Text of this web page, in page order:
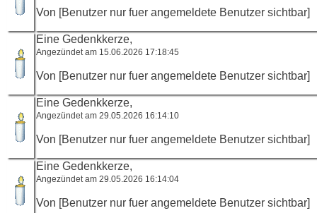
Von [Benutzer nur fuer angemeldete Benutzer sichtbar]
Eine Gedenkkerze,
Angezündet am 15.06.2026 17:18:45
Von [Benutzer nur fuer angemeldete Benutzer sichtbar]
Eine Gedenkkerze,
Angezündet am 29.05.2026 16:14:10
Von [Benutzer nur fuer angemeldete Benutzer sichtbar]
Eine Gedenkkerze,
Angezündet am 29.05.2026 16:14:04
Von [Benutzer nur fuer angemeldete Benutzer sichtbar]